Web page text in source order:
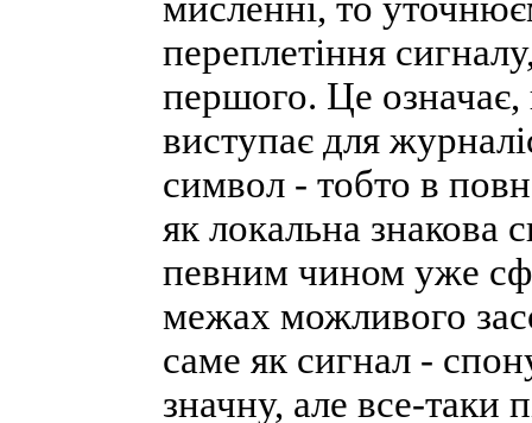
переплетіння
першого. Це
виступає для
символ - тобто в
як локальна знакова
певним чином уже
межах можливого
саме як сигнал -
значну, але все-таки